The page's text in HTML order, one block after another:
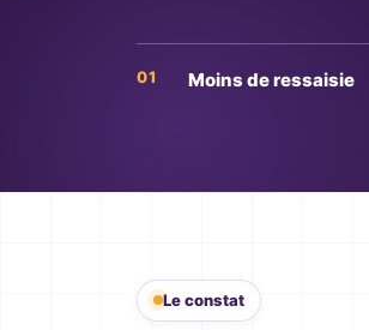
Moins de ressaisie
Le constat